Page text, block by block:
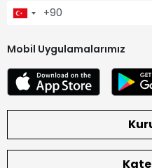
Mobil Uygulamalarımız